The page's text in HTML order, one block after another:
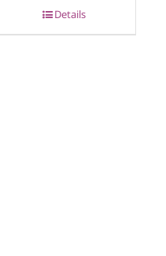
Details